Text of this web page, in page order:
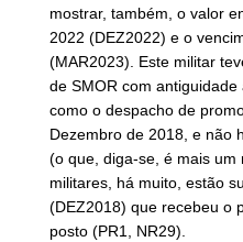
mostrar, também, o valor
2022 (DEZ2022) e o
(MAR2023). Este militar
de SMOR com
como o despacho de
Dezembro de 2018, e não
(o que, diga-se, é mais um
militares, há muito, estão
(DEZ2018) que recebeu o
posto (PR1, NR29).